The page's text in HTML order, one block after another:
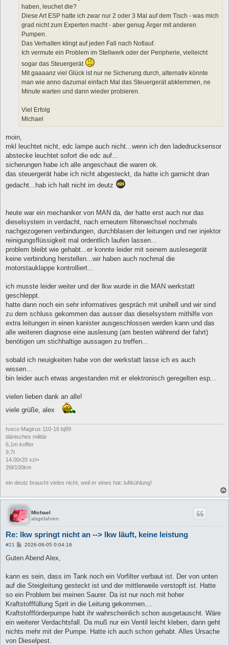
haben, leuchet die?
Diese Art ESP hatte ich zwar nur 2 oder 3 Mal auf dem Tisch - was mich
grad nicht zum Experten macht - aber genug Ärger mit anderen
Pumpen.
Das Verhalten klingt auf jeden Fall nach Notlauf.
Ich vermute ein Problem im Stellwerk oder der Peripherie, vielleicht
sogar das Steuergerät
Mit gaaaanz viel Glück ist nur ne Sicherung durch, alternativ könnte
man wie anno dazumal einfach Mal das Steuergerät abklemmen, ne
Minute warten und dann wieder probieren.
Viel Erfolg
Michael
moin,
mkl leuchtet nicht, edc lampe auch nicht...wenn ich den ladedrucksensor
abstecke leuchtet sofort die edc auf...
sicherungen habe ich alle angeschaut die waren ok.
das steuergerät habe ich nicht abgesteckt, da hatte ich garnicht dran
gedacht...hab ich halt nicht im deutz
heute war ein mechaniker von MAN da, der hatte erst auch nur das
dieselsystem in verdacht, nach erneutem filterwechsel nochmals
nachgezogenen verbindungen, durchblasen der leitungen und ner injektor
reinigungsflüssigkeit mal ordentlich laufen lassen...
problem bleibt wie gehabt...er konnte leider mit seinem auslesegerät
keine verbindung herstellen...wir haben auch nochmal die
motorstauklappe kontrolliert...
ich musste leider weiter und der lkw wurde in die MAN werkstatt
geschleppt.
hatte dann noch ein sehr informatives gespräch mit unihell und wir sind
zu dem schluss gekommen das ausser das dieselsystem mithilfe von
extra leitungen in einen kanister ausgeschlossen werden kann und das
alle weiteren diagnose eine auslesung (am besten während der fahrt)
benötigen um stichhaltige aussagen zu treffen...
sobald ich neuigkeiten habe von der werkstatt lasse ich es auch
wissen...
bin leider auch etwas angestanden mit er elektronisch geregelten esp...
vielen lieben dank an alle!
viele grüße, alex
Iveco Magirus 110-16 bj89
dänisches militär
6,1m koffer
9,7t
14.00r20 xzl+
26l/100km
ein deutz braucht vieles nicht, weil er eines hat: luftkühlung!
Michael
abgefahren
Re: lkw springt nicht an --> lkw läuft, keine leistung
#21
B
i
a
2026-06-05 0:04:16
Guten Abend Alex,
kann es sein, dass im Tank noch ein Vorfilter verbaut ist. Der von unten
auf die Steigleitung gesteckt ist und der mittlerweile verstopft ist. Hatte
so ein Problem bei meinen Saurer. Da ist nur noch mit hoher
Kraftstofffüllung Sprit in die Leitung gekommen....
Kraftstoffförderpumpe habt ihr wahrscheinlich schon ausgetauscht. Wäre
ein weiterer Verdachtsfall. Da muß nur ein Ventil leicht kleben, dann geht
nichts mehr mit der Pumpe. Hatte ich auch schon gehabt. Alles Ursache
von Dieselpest.